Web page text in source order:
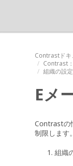
Contrastドキ
Contrast
組織の設
Eメ
Contrastの
制限します。
組織